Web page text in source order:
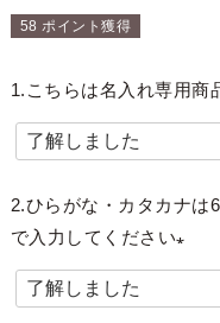
58 ポイント獲得
1.こちらは名入れ専用商
2.ひらがな・カタカナは
で入力してください
必